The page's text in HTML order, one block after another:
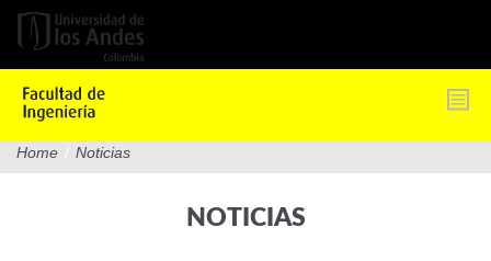
Pasar
contenido
Home / Noticias
NOTICIAS